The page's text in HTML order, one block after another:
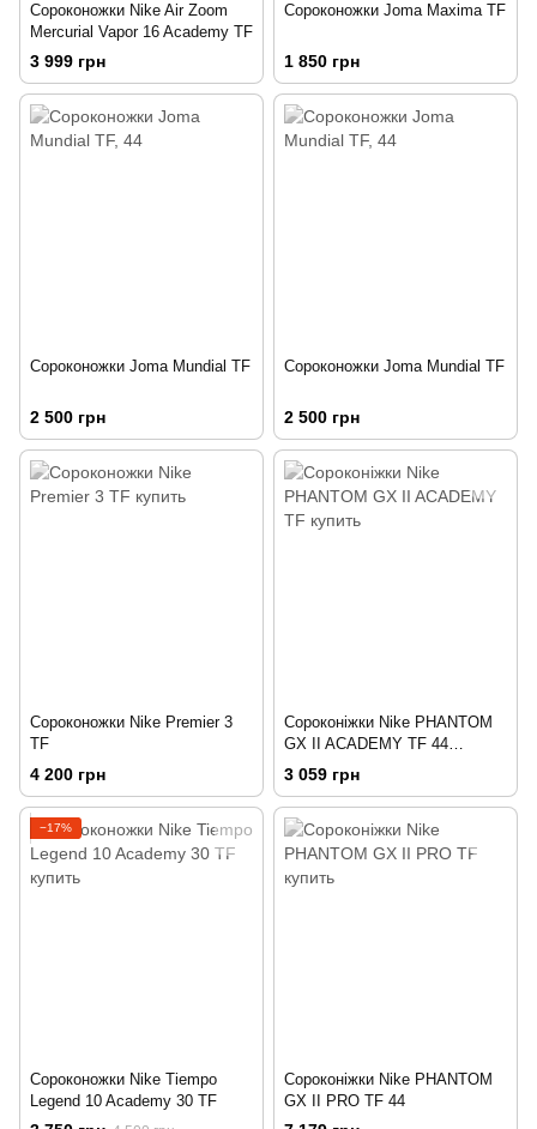
Сороконожки Nike Air Zoom
Mercurial Vapor 16 Academy TF
3 999 грн
Сороконожки Joma Maxima TF
1 850 грн
Сороконожки Joma Mundial TF
2 500 грн
Сороконожки Joma Mundial TF
2 500 грн
Сороконожки Nike Premier 3
TF
4 200 грн
Сороконіжки Nike PHANTOM
GX II ACADEMY TF 44
Розовый
3 059 грн
−17%
Сороконожки Nike Tiempo
Legend 10 Academy 30 TF
Сороконіжки Nike PHANTOM
GX II PRO TF 44